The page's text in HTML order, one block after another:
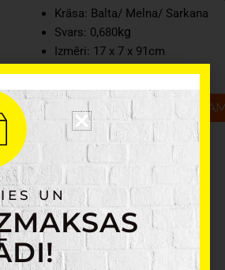
Krāsa: Balta/ Melna/ Sarkana
Svars: 0,680kg
Izmēri: 17 x 7 x 91cm
Beisbola
komplekts
Junior
daudzums
PIEVIENOT GROZAM
UN